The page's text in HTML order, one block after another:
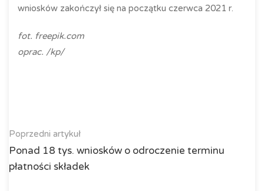
wniosków zakończył się na początku czerwca 2021 r.
fot. freepik.com
oprac. /kp/
Poprzedni artykuł
Ponad 18 tys. wniosków o odroczenie terminu
płatności składek